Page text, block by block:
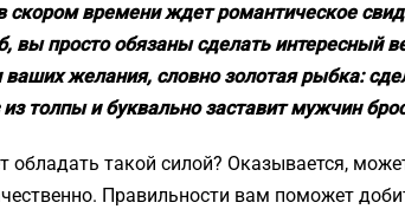
скором времени ждет романтическое
вы просто обязаны сделать интересный
желания, словно золотая рыбка:
толпы и буквально заставит мужчин
обладать такой силой? Оказывается,
Правильности вам поможет